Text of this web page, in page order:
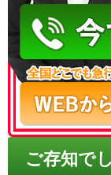
ご存知で